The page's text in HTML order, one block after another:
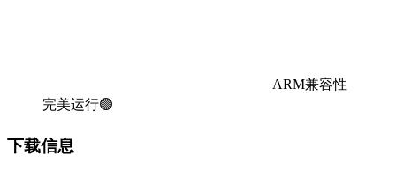
ARM兼容性
完美运行🟢
下载信息